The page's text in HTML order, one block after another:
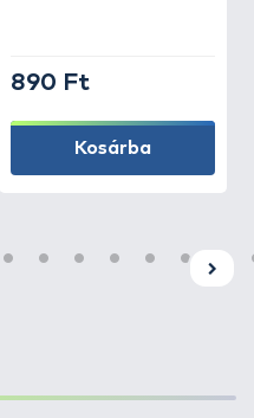
890 Ft
Kosárba